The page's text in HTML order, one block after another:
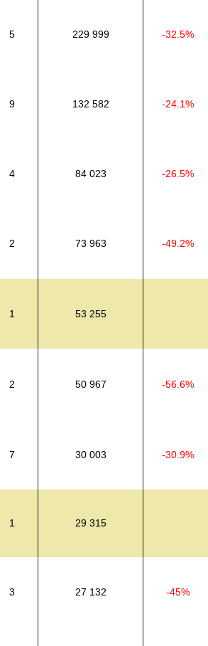
5 229 999 -32.5%
9 132 582 -24.1%
4 84 023 -26.5%
2 73 963 -49.2%
1 53 255
2 50 967 -56.6%
7 30 003 -30.9%
1 29 315
3 27 132 -45%